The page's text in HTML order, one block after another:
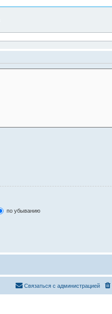
по убыванию
Связаться с администрацией